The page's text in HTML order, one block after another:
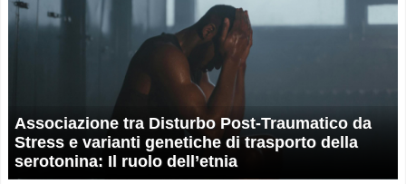
Associazione tra Disturbo Post-Traumatico da
Stress e varianti genetiche di trasporto della
serotonina: Il ruolo dell’etnia